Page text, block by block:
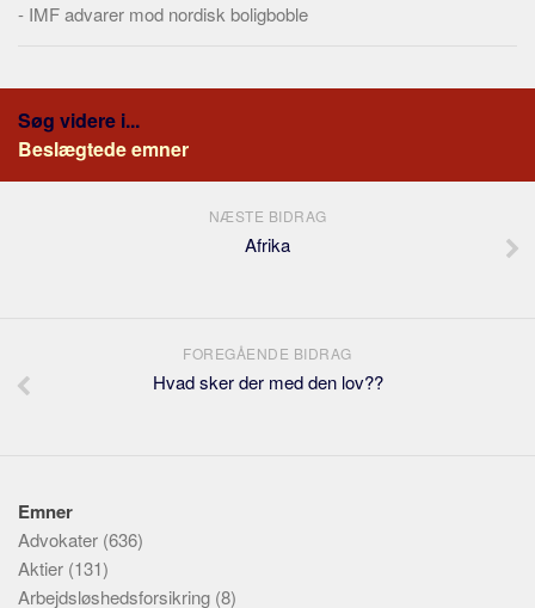
Om
Forhistorien
Redigering
Tekstannoncer
- IMF advarer mod nordisk boligboble
Søg videre i...
Beslægtede emner
NÆSTE BIDRAG
Afrika
FOREGÅENDE BIDRAG
Hvad sker der med den lov??
Emner
Advokater (636)
Aktier (131)
Arbejdsløshedsforsikring (8)